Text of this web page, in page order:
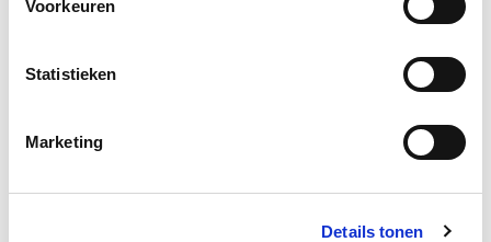
Voorkeuren
Statistieken
Marketing
Details tonen